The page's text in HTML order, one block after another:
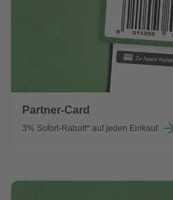
Partner-Card
3% Sofort-Rabatt* auf jeden Einkauf